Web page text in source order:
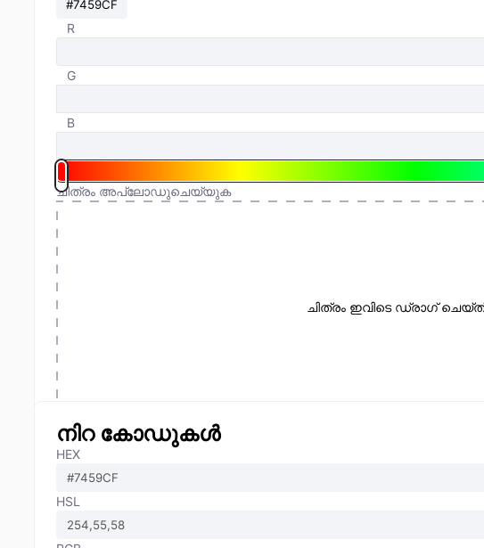
R
G
B
ചിത്രം അപ്‌ലോഡുചെയ്യുക
ചിത്രം ഇവിടെ ഡ്രാഗ്
നിറ കോഡുകൾ
HEX
HSL